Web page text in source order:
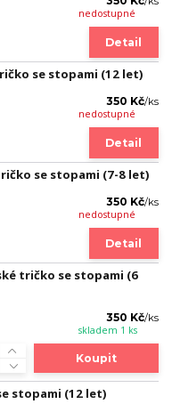
nedostupné
Detail
se stopami (12 let)
350 Kč/ks
nedostupné
Detail
se stopami (7-8 let)
350 Kč/ks
nedostupné
Detail
tričko se stopami (6
350 Kč/ks
skladem 1 ks
Koupit
stopami (12 let)